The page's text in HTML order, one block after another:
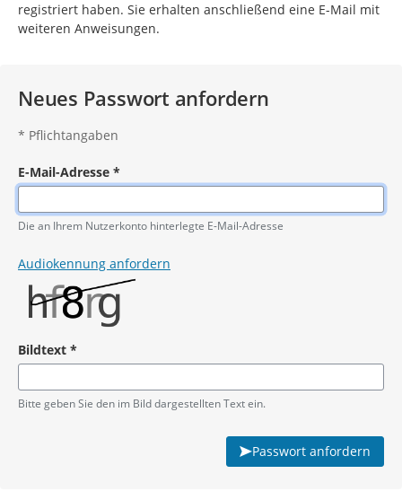
registriert haben. Sie erhalten anschließend eine E-Mail mit
weiteren Anweisungen.
Neues Passwort anfordern
* Pflichtangaben
E-Mail-Adresse *
Pflichtangabe
Die an Ihrem Nutzerkonto hinterlegte E-Mail-Adresse
Audiokennung anfordern
Bildtext *
Pflichtangabe
Bitte geben Sie den im Bild dargestellten Text ein.
Passwort anfordern